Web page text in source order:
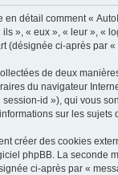
détail comment «
», « eux », « leur », «
(désignée ci-après par
de deux
du navigateur
id »), qui vous
sur les
créer des cookies
phpBB. La seconde
ci-après par «